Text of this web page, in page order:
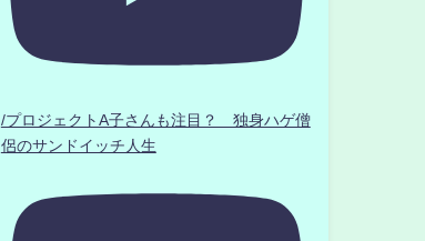
/プロジェクトA子さんも注目？ 独身ハゲ僧
侶のサンドイッチ人生